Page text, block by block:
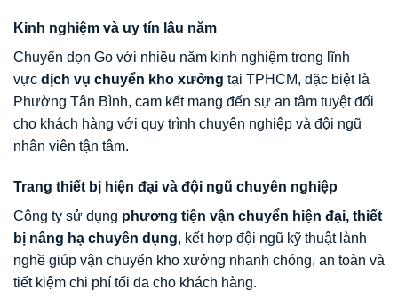
Kinh nghiệm và uy tín lâu năm
Chuyển dọn Go với nhiều năm kinh nghiệm trong lĩnh
vực dịch vụ chuyển kho xưởng tại TPHCM, đặc biệt là
Phường Tân Bình, cam kết mang đến sự an tâm tuyệt đối
cho khách hàng với quy trình chuyên nghiệp và đội ngũ
nhân viên tận tâm.
Trang thiết bị hiện đại và đội ngũ chuyên nghiệp
Công ty sử dụng phương tiện vận chuyển hiện đại, thiết
bị nâng hạ chuyên dụng, kết hợp đội ngũ kỹ thuật lành
nghề giúp vận chuyển kho xưởng nhanh chóng, an toàn và
tiết kiệm chi phí tối đa cho khách hàng.